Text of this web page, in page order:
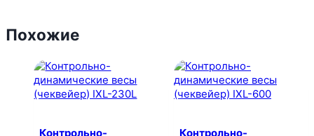
Похожие
Контрольно-
Контрольно-